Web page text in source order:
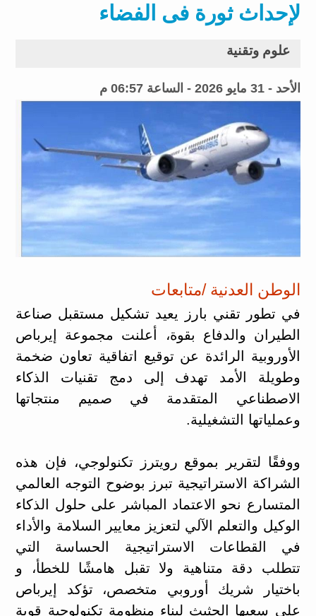
لإحداث ثورة فى الفضاء
علوم وتقنية
الأحد - 31 مايو 2026 - الساعة 06:57 م
الوطن العدنية /متابعات
في تطور تقني بارز يعيد تشكيل مستقبل صناعة
الطيران والدفاع بقوة، أعلنت مجموعة إيرباص
الأوروبية الرائدة عن توقيع اتفاقية تعاون ضخمة
وطويلة الأمد تهدف إلى دمج تقنيات الذكاء
الاصطناعي المتقدمة في صميم منتجاتها
وعملياتها التشغيلية.
ووفقًا لتقرير بموقع رويترز تكنولوجي، فإن هذه
الشراكة الاستراتيجية تبرز بوضوح التوجه العالمي
المتسارع نحو الاعتماد المباشر على حلول الذكاء
الوكيل والتعلم الآلي لتعزيز معايير السلامة والأداء
في القطاعات الاستراتيجية الحساسة التي
تتطلب دقة متناهية ولا تقبل هامشًا للخطأ، و
باختيار شريك أوروبي متخصص، تؤكد إيرباص
على سعيها الحثيث لبناء منظومة تكنولوجية قوية